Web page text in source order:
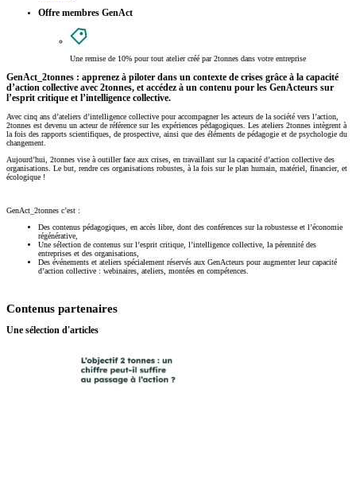
Offre membres GenAct
Une remise de 10% pour tout atelier créé par 2tonnes dans votre entreprise
GenAct_2tonnes : apprenez à piloter dans un contexte de crises grâce à la capacité
d’action collective avec 2tonnes, et accédez à un contenu pour les GenActeurs sur
l’esprit critique et l’intelligence collective.
Avec cinq ans d’ateliers d’intelligence collective pour accompagner les acteurs de la société vers l’action,
2tonnes est devenu un acteur de référence sur les expériences pédagogiques. Les ateliers 2tonnes intègrent à
la fois des rapports scientifiques, de prospective, ainsi que des éléments de pédagogie et de psychologie du
changement.
Aujourd’hui, 2tonnes vise à outiller face aux crises, en travaillant sur la capacité d’action collective des
organisations. Le but, rendre ces organisations robustes, à la fois sur le plan humain, matériel, financier, et
écologique !
GenAct_2tonnes c’est :
Des contenus pédagogiques, en accès libre, dont des conférences sur la robustesse et l’économie
régénérative,
Une sélection de contenus sur l’esprit critique, l’intelligence collective, la pérennité des
entreprises et des organisations,
Des événements et ateliers spécialement réservés aux GenActeurs pour augmenter leur capacité
d’action collective : webinaires, ateliers, montées en compétences.
Contenus partenaires
Une sélection d'articles